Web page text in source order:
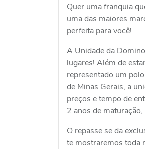
Quer uma franquia
uma das maiores
perfeita para você!
A Unidade da
lugares! Além de
representado um
de Minas Gerais, a
preços e tempo de
2 anos de
O repasse se da
te mostraremos toda